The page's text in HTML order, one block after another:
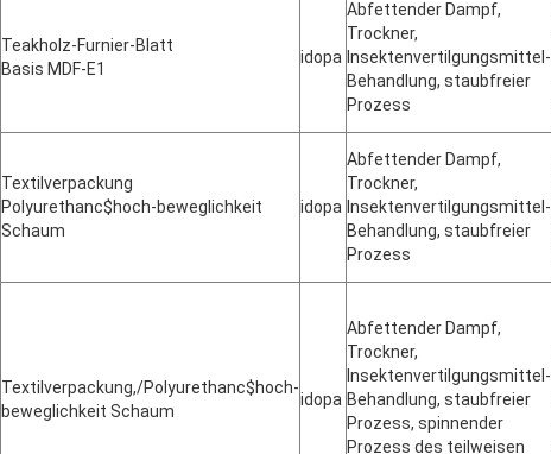
Teakholz-Furnier-Blatt
Basis MDF-E1
idopa
Abfettender Dampf,
Trockner,
Insektenvertilgungsmittel-
Behandlung, staubfreier
Prozess
Textilverpackung
Polyurethanc$hoch-beweglichkeit
Schaum
idopa
Abfettender Dampf,
Trockner,
Insektenvertilgungsmittel-
Behandlung, staubfreier
Prozess
Textilverpackung,/Polyurethanc$hoch-
beweglichkeit Schaum
idopa
Abfettender Dampf,
Trockner,
Insektenvertilgungsmittel-
Behandlung, staubfreier
Prozess, spinnender
Prozess des teilweisen